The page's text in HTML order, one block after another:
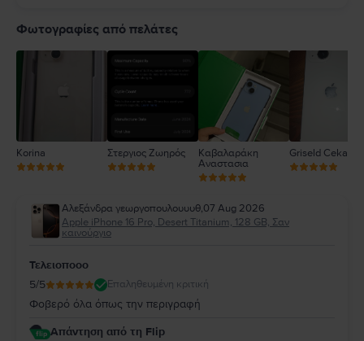
4
Φωτογραφίες από πελάτες
Korina Στεργιος Ζωηρός
Καβαλαράκη
Αναστασια
Griseld Ceka
Αλεξάνδρα γεωργοπουλουυυθ,07 Aug 2026
Apple iPhone 16 Pro, Desert Titanium, 128 GB, Σαν
καινούργιο
Τελειοποοο
5/5 Επαληθευμένη κριτική
Φοβερό όλα όπως την περιγραφή
Απάντηση από τη Flip